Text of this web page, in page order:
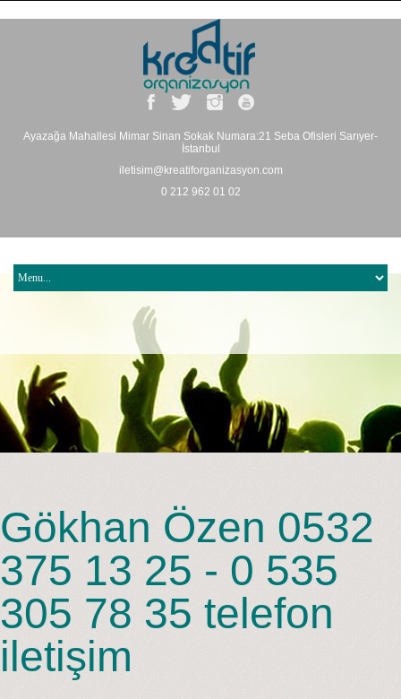
Ayazağa Mahallesi Mimar Sinan Sokak Numara:21 Seba Ofisleri Sarıyer-
İstanbul
iletisim@kreatiforganizasyon.com
0 212 962 01 02
Gökhan Özen 0532
375 13 25 - 0 535
305 78 35 telefon
iletişim